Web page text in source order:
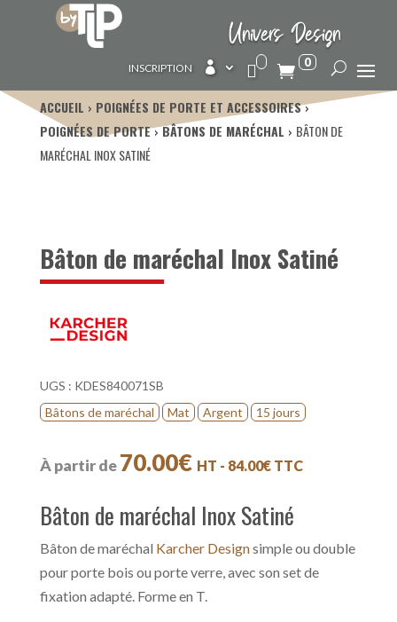
Univers Design
INSCRIPTION  0
ACCUEIL
POIGNÉES DE PORTE ET ACCESSOIRES
POIGNÉES DE PORTE
BÂTONS DE MARÉCHAL
BÂTON DE
MARÉCHAL INOX SATINÉ
Bâton de maréchal Inox Satiné
UGS : KDES840071SB
Bâtons de maréchal
Mat Argent 15 jours
À partir de70.00€ HT - 84.00€TTC
Bâton de maréchal Inox Satiné
Bâton de maréchal Karcher Designsimple ou double
pour porte bois ou porte verre, avec son set de
fixation adapté. Forme en T.